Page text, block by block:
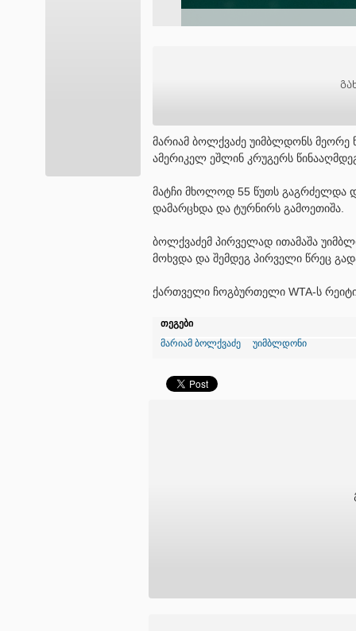
მარიამ ბოლქვაძე უიმბლდონს
ამერიკელ ეშლინ კრუგერს
მატჩი მხოლოდ 55 წუთს გაგრძელდა
დამარცხდა და ტურნირს გამოეთიშა.
ბოლქვაძემ პირველად ითამაშა
მოხვდა და შემდეგ პირველი წრეც
ქართველი ჩოგბურთელი WTA-ს
თეგები
მარიამ ბოლქვაძე
უიმბლდონი